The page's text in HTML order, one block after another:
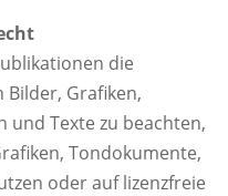
die
Grafiken,
und Texte zu beachten,
Tondokumente,
oder auf lizenzfreie